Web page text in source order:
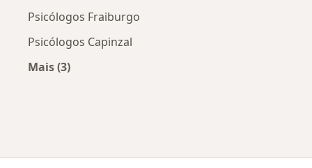
Psicólogos Fraiburgo
Psicólogos Capinzal
Mais (3)